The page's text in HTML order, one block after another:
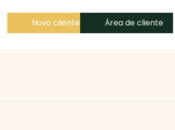
Novo cliente Área de cliente